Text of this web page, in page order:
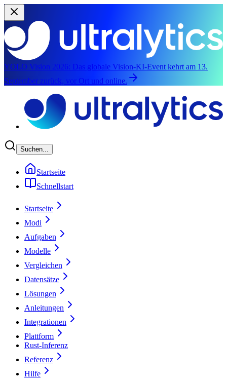
YOLO Vision 2026: Das globale Vision-KI-Event kehrt am 13.
September zurück, vor Ort und online.
Suchen...
Startseite
Schnellstart
Startseite
Modi
Aufgaben
Modelle
Vergleichen
Datensätze
Lösungen
Anleitungen
Integrationen
Plattform
Rust-Inferenz
Referenz
Hilfe